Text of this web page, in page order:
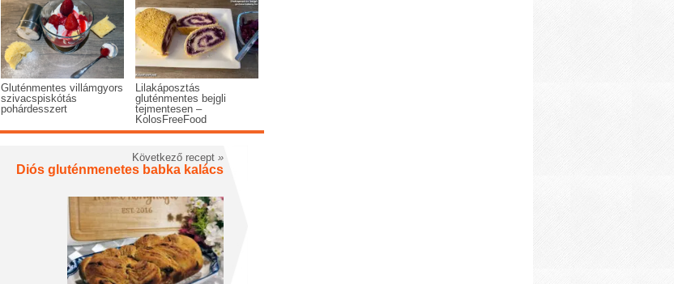
Gluténmentes villámgyors
szivacspiskótás
pohárdesszert
Lilakáposztás
gluténmentes bejgli
tejmentesen –
KolosFreeFood
Következő recept »
Diós gluténmenetes babka kalács